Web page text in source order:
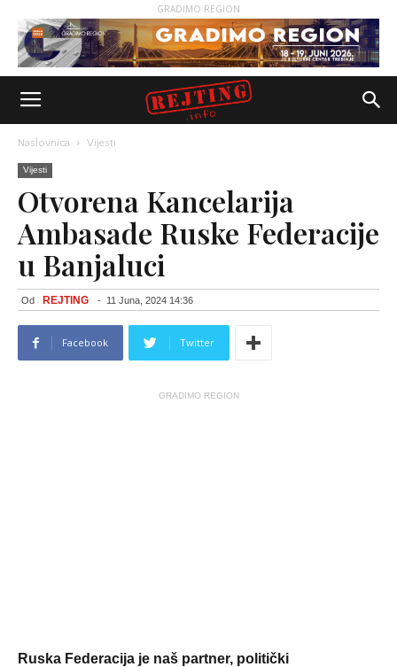
GRADIMO REGION
Naslovnica Vijesti
Vijesti
Otvorena Kancelarija
Ambasade Ruske Federacije
u Banjaluci
Od REJTING - 11 Juna, 2024 14:36
Facebook Twitter
GRADIMO REGION
Ruska Federacija je naš partner, politički